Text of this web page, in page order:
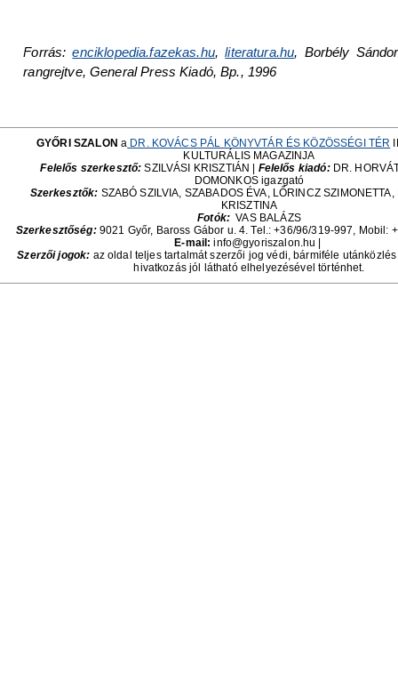
Forrás:enciklopedia.fazekas.hu,literatura.hu, Borbély
rangrejtve, General Press Kiadó, Bp., 1996
GYŐRI SZALON a DR. KOVÁCS PÁL KÖNYVTÁR ÉS KÖZÖSSÉGI TÉR
KULTURÁLIS MAGAZINJA
Felelős szerkesztő: SZILVÁSI KRISZTIÁN | Felelős kiadó:DR.
DOMONKOS igazgató
Szerkesztők: SZABÓ SZILVIA, SZABADOS ÉVA, LŐRINCZ
KRISZTINA
Fotók: VAS BALÁZS
Szerkesztőség:9021 Győr, Baross Gábor u. 4. Tel.: +36/96/319-997, Mobil:
E-mail: info@gyoriszalon.hu |
Szerzői jogok: az oldal teljes tartalmát szerzői jog védi, bármiféle
hivatkozás jól látható elhelyezésével történhet.